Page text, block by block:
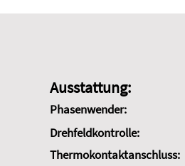
Ausstattung:
Phasenwender:
Drehfeldkontrolle:
Thermokontaktanschluss: